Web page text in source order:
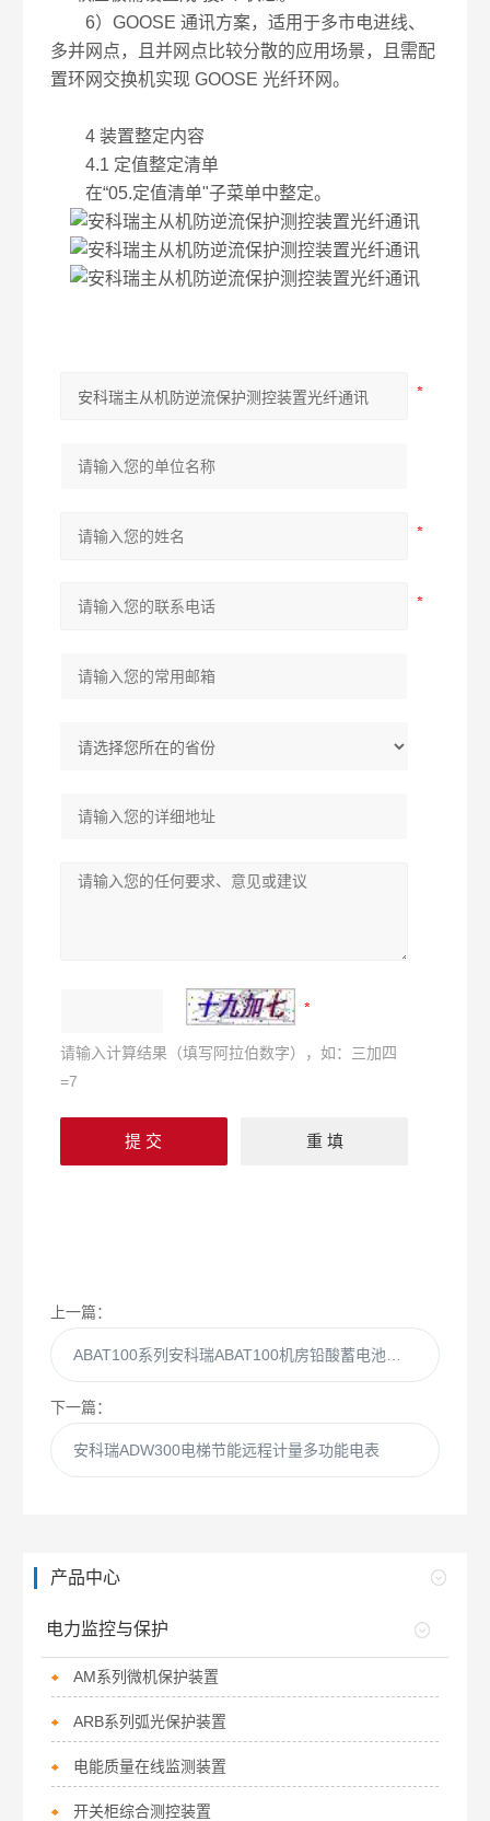
6）GOOSE 通讯方案，适用于多市电进线、
多并网点，且并网点比较分散的应用场景，且需配
置环网交换机实现 GOOSE 光纤环网。
4 装置整定内容
4.1 定值整定清单
在“05.定值清单"子菜单中整定。
请输入计算结果（填写阿拉伯数字），如：三加四
=7
上一篇：
下一篇：
安科瑞ADW300电梯节能远程计量多功能电表
产品中心
电力监控与保护
AM系列微机保护装置
ARB系列弧光保护装置
电能质量在线监测装置
开关柜综合测控装置